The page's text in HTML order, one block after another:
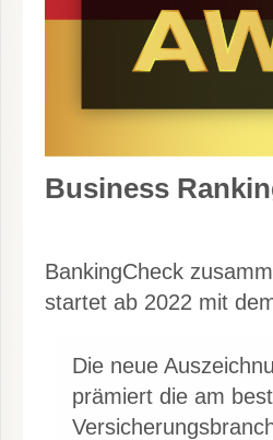
Business
BankingCheck
startet ab 2022 mit
Die neue
prämiert die am